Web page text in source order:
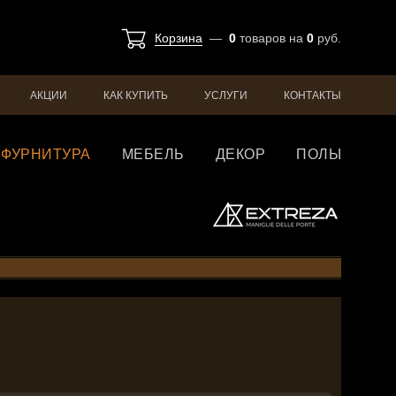
Корзина — 0 товаров на 0 руб.
АКЦИИ КАК КУПИТЬ УСЛУГИ КОНТАКТЫ
ФУРНИТУРА МЕБЕЛЬ ДЕКОР ПОЛЫ